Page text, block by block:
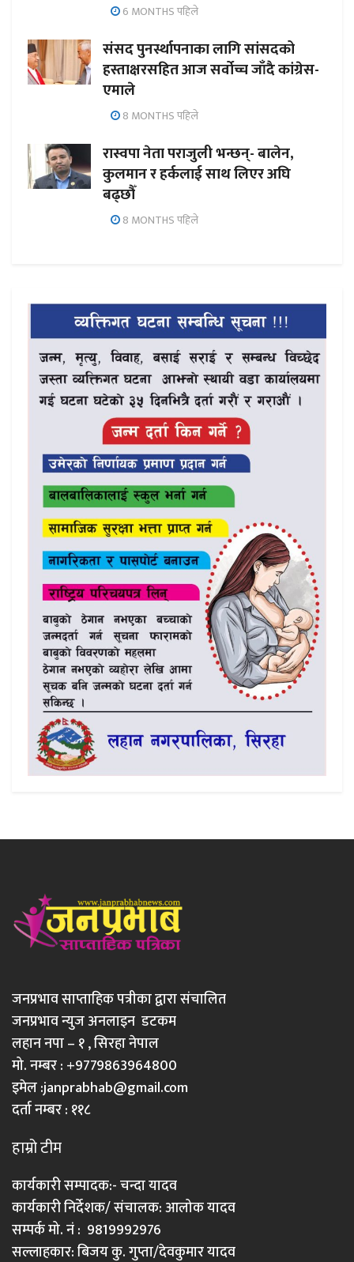
6 MONTHS पहिले
संसद पुनर्स्थापनाका लागि सांसदको
हस्ताक्षरसहित आज सर्वोच्च जाँदै कांग्रेस-
एमाले
8 MONTHS पहिले
रास्वपा नेता पराजुली भन्छन्- बालेन,
कुलमान र हर्कलाई साथ लिएर अघि
बढ्छौँ
8 MONTHS पहिले
जनप्रभाव साप्ताहिक पत्रीका द्वारा संचालित
जनप्रभाव न्युज अनलाइन डटकम
लहान नपा – १ , सिरहा नेपाल
मो. नम्बर : +9779863964800
इमेल :janprabhab@gmail.com
दर्ता नम्बर : ११८
हाम्रो टीम
कार्यकारी सम्पादक:- चन्दा यादव
कार्यकारी निर्देशक/ संचालक: आलोक यादव
सम्पर्क मो. नं : 9819992976
सल्लाहकार: बिजय कु. गुप्ता/देवकुमार यादव